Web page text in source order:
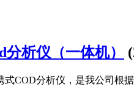
析仪（一体机）
式COD分析仪，是我公司根